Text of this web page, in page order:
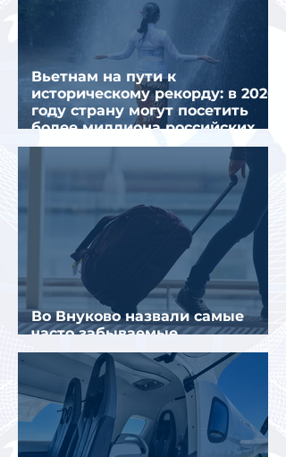
Вьетнам на пути к
историческому рекорду: в 2026
году страну могут посетить
более миллиона российских
туристов
Во Внуково назвали самые
часто забываемые
пассажирами вещи